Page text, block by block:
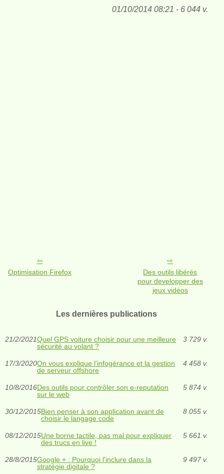
01/10/2014 08:21 - 6 044 v.
Optimisation Firefox
Des outils libérés
pour developper des
jeux vidéos
Les dernières publications
21/2/2021Quel GPS voiture choisir pour une meilleure
sécurité au volant ?
3 729 v.
17/3/2020On vous explique l'infogérance et la gestion
de serveur offshore
4 458 v.
10/8/2016Des outils pour contrôler son e-reputation
sur le web
5 874 v.
30/12/2015Bien penser à son application avant de
choisir le langage code
8 055 v.
08/12/2015Une borne tactile, pas mal pour expliquer
des trucs en live !
5 661 v.
28/8/2015Google + : Pourquoi l'inclure dans la
stratégie digitale ?
9 497 v.